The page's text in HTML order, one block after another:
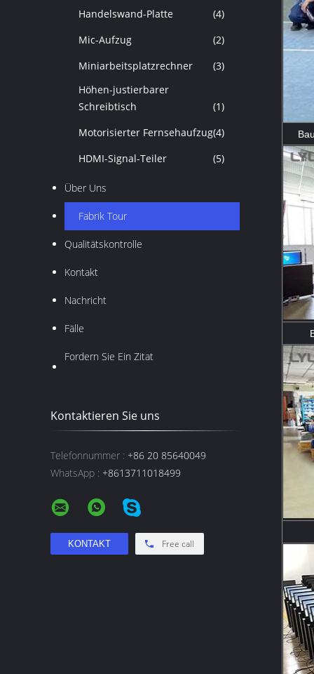
Handelswand-Platte
(4)
Mic-Aufzug
(2)
Miniarbeitsplatzrechner
(3)
Höhen-justierbarer
Schreibtisch
(1)
Motorisierter Fernsehaufzug(4)
HDMI-Signal-Teiler
(5)
Über Uns
Fabrik Tour
Qualitätskontrolle
Kontakt
Nachricht
Fälle
Fordern Sie Ein Zitat
Kontaktieren Sie uns
Telefonnummer : +86 20 85640049
WhatsApp : +8613711018499
Free call